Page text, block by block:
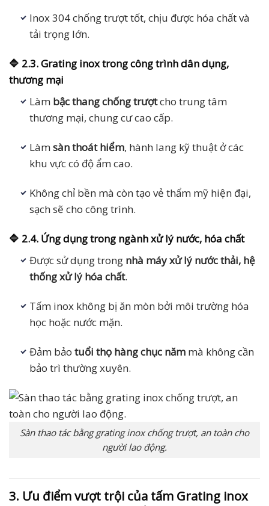
Inox 304 chống trượt tốt, chịu được hóa chất và
tải trọng lớn.
🔷 2.3. Grating inox trong công trình dân dụng,
thương mại
Làm bậc thang chống trượtcho trung tâm
thương mại, chung cư cao cấp.
Làmsàn thoát hiểm, hành lang kỹ thuật ở các
khu vực có độ ẩm cao.
Không chỉ bền mà còn tạo vẻ thẩm mỹ hiện đại,
sạch sẽ cho công trình.
🔷 2.4. Ứng dụng trong ngành xử lý nước, hóa chất
Được sử dụng trong nhà máy xử lý nước thải, hệ
thống xử lý hóa chất.
Tấm inox không bị ăn mòn bởi môi trường hóa
học hoặc nước mặn.
Đảm bảo tuổi thọ hàng chục nămmà không cần
bảo trì thường xuyên.
Sàn thao tác bằng grating inox chống trượt, an toàn cho
người lao động.
3. Ưu điểm vượt trội của tấm Grating inox